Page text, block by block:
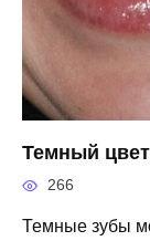
Темный
266
Темные зубы